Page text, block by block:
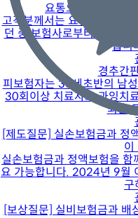
요통으로 인한 도
고객분께서는 요통으로 인
던 중 보험사로부터 현장심
습니
경추간
피보험자는 30세초반의 남
30회이상 치료자로 과잉치
최근
[제도질문] 실손보험금과 정
이
실손보험금과 정액보험을
요 가능합니다. 2024년 9월
구
[보상질문] 실비보험금과 배